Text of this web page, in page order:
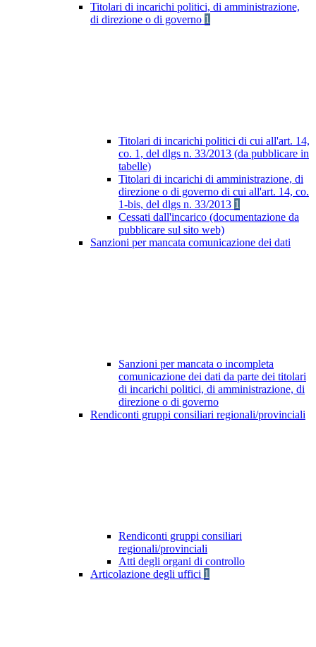
Titolari di incarichi politici, di amministrazione,
di direzione o di governo 1
Titolari di incarichi politici di cui all'art. 14,
co. 1, del dlgs n. 33/2013 (da pubblicare in
tabelle)
Titolari di incarichi di amministrazione, di
direzione o di governo di cui all'art. 14, co.
1-bis, del dlgs n. 33/2013 1
Cessati dall'incarico (documentazione da
pubblicare sul sito web)
Sanzioni per mancata comunicazione dei dati
Sanzioni per mancata o incompleta
comunicazione dei dati da parte dei titolari
di incarichi politici, di amministrazione, di
direzione o di governo
Rendiconti gruppi consiliari regionali/provinciali
Rendiconti gruppi consiliari
regionali/provinciali
Atti degli organi di controllo
Articolazione degli uffici 1